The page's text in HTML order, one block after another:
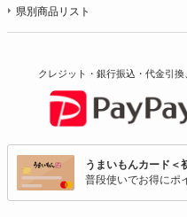
県別商品リスト
クレジット・銀行振込・代金引
うまいもんカード＜
普段使いでお得にポ